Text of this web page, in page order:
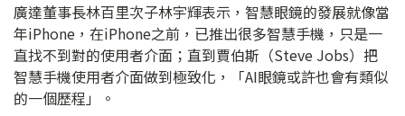
廣達董事長林百里次子林宇輝表示，智慧眼鏡的發展就像當
年iPhone，在iPhone之前，已推出很多智慧手機，只是一
直找不到對的使用者介面；直到賈伯斯（Steve Jobs）把
智慧手機使用者介面做到極致化，「AI眼鏡或許也會有類似
的一個歷程」。